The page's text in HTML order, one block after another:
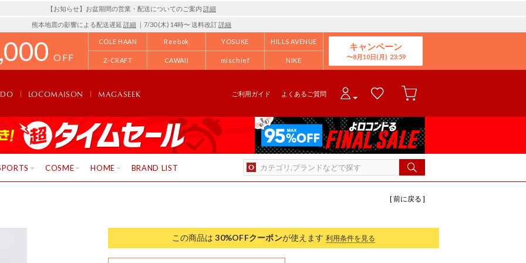
【お知らせ】お盆期間の営業・配送についてのご案内 詳細
熊本地震の影響による配送遅延 詳細 ｜7/30 (木) 14時〜 送料改訂詳細
OFF
COLE HAAN Reebok YOSUKE HILLS AVENUE
Z-CRAFT CAWAII mischief NIKE
キャンペーン
8月10日(月)
LOCOMAISON MAGASEEK ご利用ガイド よくあるご質問
COSME HOME BRAND LIST
[ 前に戻る ]
この商品は 30%OFFクーポンが使えます 利用条件を見る